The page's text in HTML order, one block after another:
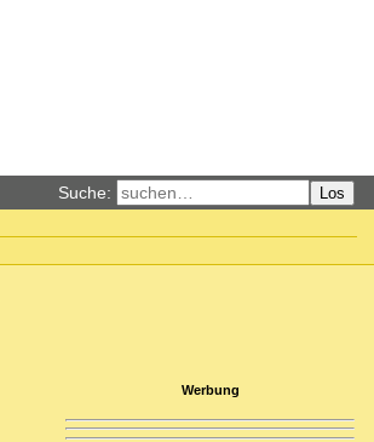
Suche: Los
Werbung